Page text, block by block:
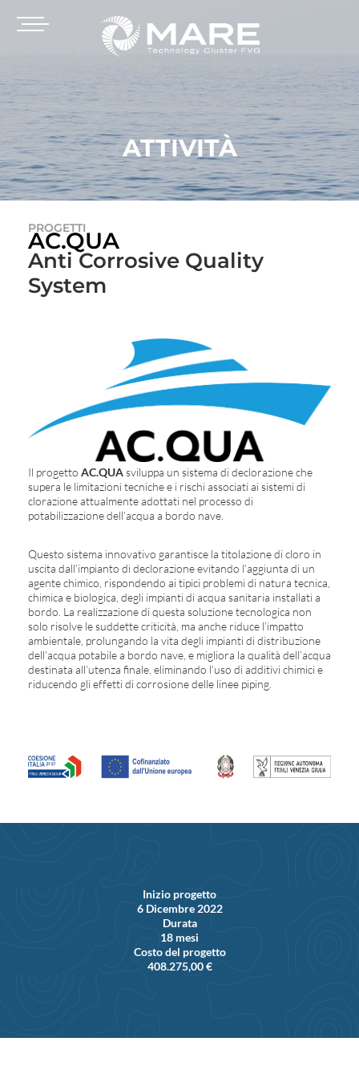
ATTIVITÀ
PROGETTI
AC.QUA
Anti Corrosive Quality
System
Il progetto AC.QUAsviluppa un sistema di declorazione che
supera le limitazioni tecniche e i rischi associati ai sistemi di
clorazione attualmente adottati nel processo di
potabilizzazione dell’acqua a bordo nave.
Questo sistema innovativo garantisce la titolazione di cloro in
uscita dall’impianto di declorazione evitando l’aggiunta di un
agente chimico, rispondendo ai tipici problemi di natura tecnica,
chimica e biologica, degli impianti di acqua sanitaria installati a
bordo. La realizzazione di questa soluzione tecnologica non
solo risolve le suddette criticità, ma anche riduce l’impatto
ambientale, prolungando la vita degli impianti di distribuzione
dell’acqua potabile a bordo nave, e migliora la qualità dell’acqua
destinata all’utenza finale, eliminando l’uso di additivi chimici e
riducendo gli effetti di corrosione delle linee piping.
Inizio progetto
6 Dicembre 2022
Durata
18 mesi
Costo del progetto
408.275,00 €